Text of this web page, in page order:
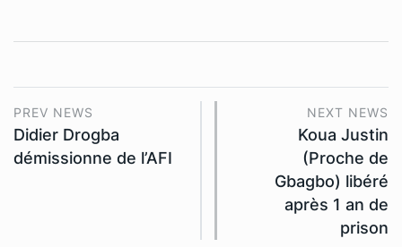
PREV NEWS
Didier Drogba
démissionne de l’AFI
NEXT NEWS
Koua Justin
(Proche de
Gbagbo) libéré
après 1 an de
prison